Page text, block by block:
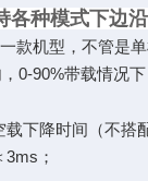
各种模式下边
款机型，不管是
0-90%带载情况
载下降时间（不搭
；